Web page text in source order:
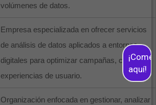
aquí!
volúmenes de datos.
Empresa especializada en ofrecer servicios
de análisis de datos aplicados a entornos
digitales para optimizar campañas, canales y
experiencias de usuario.
Organización enfocada en gestionar, analizar